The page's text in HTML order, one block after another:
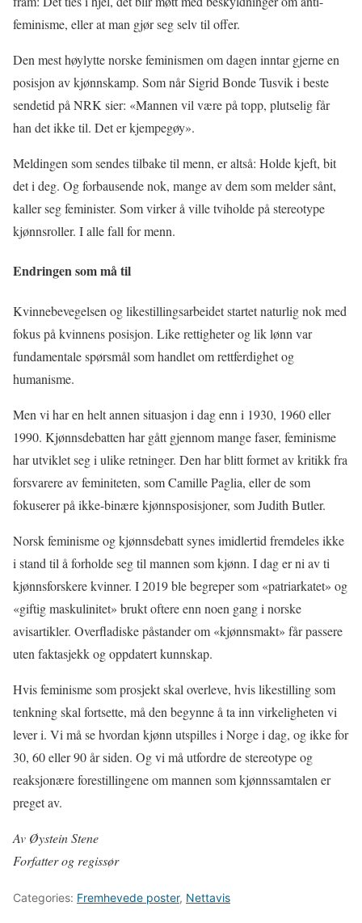
feminisme, eller at man gjør seg selv til offer.
Den mest høylytte norske feminismen om dagen inntar gjerne en
posisjon av kjønnskamp. Som når Sigrid Bonde Tusvik i beste
sendetid på NRK sier: «Mannen vil være på topp, plutselig får
han det ikke til. Det er kjempegøy».
Meldingen som sendes tilbake til menn, er altså: Holde kjeft, bit
det i deg. Og forbausende nok, mange av dem som melder sånt,
kaller seg feminister. Som virker å ville tviholde på stereotype
kjønnsroller. I alle fall for menn.
Endringen som må til
Kvinnebevegelsen og likestillingsarbeidet startet naturlig nok med
fokus på kvinnens posisjon. Like rettigheter og lik lønn var
fundamentale spørsmål som handlet om rettferdighet og
humanisme.
Men vi har en helt annen situasjon i dag enn i 1930, 1960 eller
1990. Kjønnsdebatten har gått gjennom mange faser, feminisme
har utviklet seg i ulike retninger. Den har blitt formet av kritikk fra
forsvarere av feminiteten, som Camille Paglia, eller de som
fokuserer på ikke-binære kjønnsposisjoner, som Judith Butler.
Norsk feminisme og kjønnsdebatt synes imidlertid fremdeles ikke
i stand til å forholde seg til mannen som kjønn. I dag er ni av ti
kjønnsforskere kvinner. I 2019 ble begreper som «patriarkatet» og
«giftig maskulinitet» brukt oftere enn noen gang i norske
avisartikler. Overfladiske påstander om «kjønnsmakt» får passere
uten faktasjekk og oppdatert kunnskap.
Hvis feminisme som prosjekt skal overleve, hvis likestilling som
tenkning skal fortsette, må den begynne å ta inn virkeligheten vi
lever i. Vi må se hvordan kjønn utspilles i Norge i dag, og ikke for
30, 60 eller 90 år siden. Og vi må utfordre de stereotype og
reaksjonære forestillingene om mannen som kjønnssamtalen er
preget av.
Av Øystein Stene
Forfatter og regissør
Categories: Fremhevede poster, Nettavis